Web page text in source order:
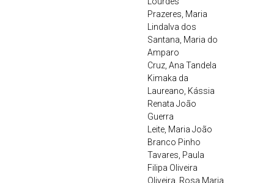
Prazeres, Maria
Lindalva dos
Santana, Maria do
Amparo
Cruz, Ana Tandela
Kimaka da
Laureano, Kássia
Renata João
Guerra
Leite, Maria João
Branco Pinho
Tavares, Paula
Filipa Oliveira
Oliveira, Rosa Maria